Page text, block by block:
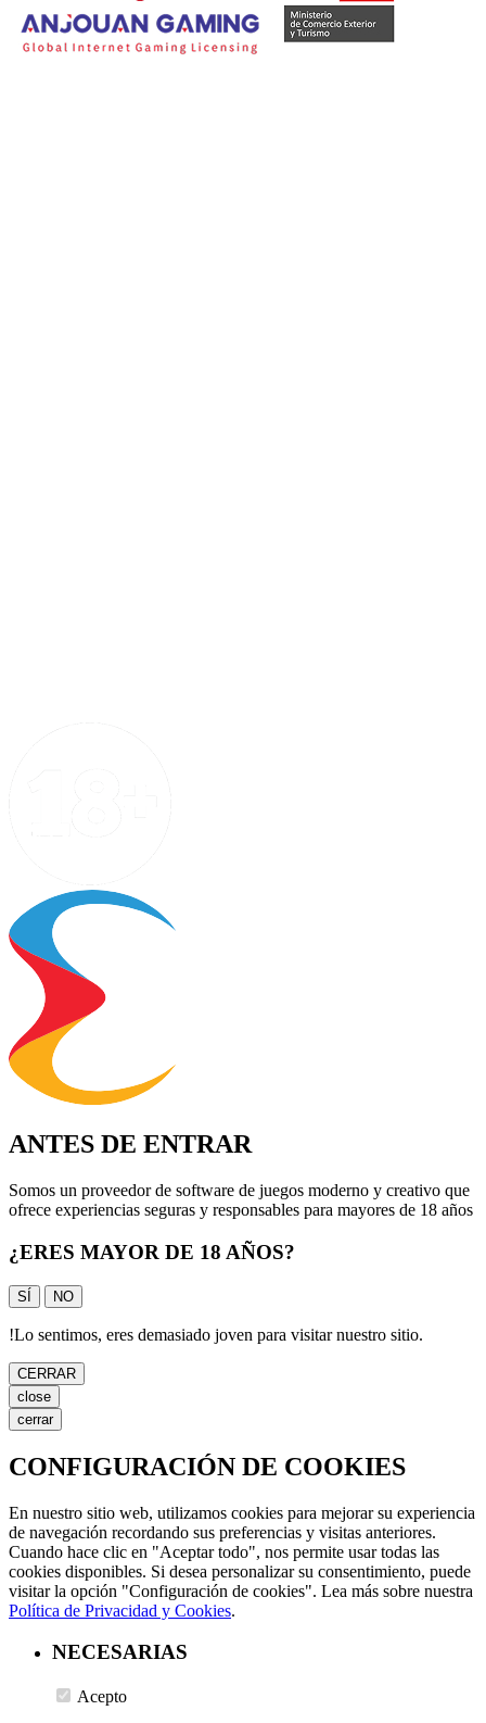
ANTES DE ENTRAR
Somos un proveedor de software de juegos moderno y creativo que
ofrece experiencias seguras y responsables para mayores de 18 años
¿ERES MAYOR DE 18 AÑOS?
SÍ NO
!Lo sentimos, eres demasiado joven para visitar nuestro sitio.
CERRAR
close
cerrar
CONFIGURACIÓN DE COOKIES
En nuestro sitio web, utilizamos cookies para mejorar su experiencia
de navegación recordando sus preferencias y visitas anteriores.
Cuando hace clic en "Aceptar todo", nos permite usar todas las
cookies disponibles. Si desea personalizar su consentimiento, puede
visitar la opción "Configuración de cookies". Lea más sobre nuestra
Política de Privacidad y Cookies.
NECESARIAS
Acepto